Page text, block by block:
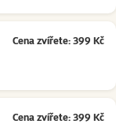
Cena zvířete: 399 Kč
Cena zvířete: 399 Kč